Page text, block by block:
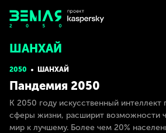
ШАНХАЙ
2050 ШАНХАЙ
Пандемия 2050
К 2050 году искусственный интеллект
сферы жизни, расширит возможности
мир к лучшему. Более чем 20%